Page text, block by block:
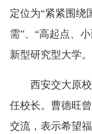
定位为“紧紧围绕
需”、“高起点、
新型研究型大学。
西安交大原
任校长。曹德旺
交流，表示希望